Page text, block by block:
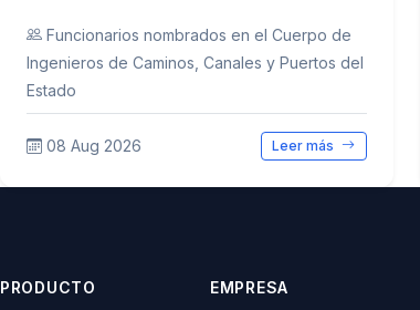
Funcionarios nombrados en el Cuerpo de
Ingenieros de Caminos, Canales y Puertos del
Estado
08 Aug 2026 Leer más
PRODUCTO EMPRESA